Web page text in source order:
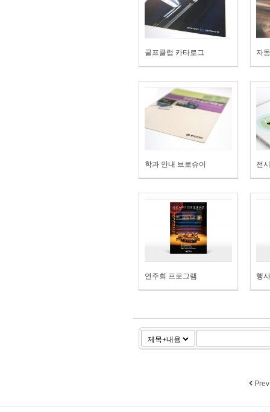
골프클럽 카타로그 자
학과 안내 브로슈어 전
연주회 프로그램 행
Prev